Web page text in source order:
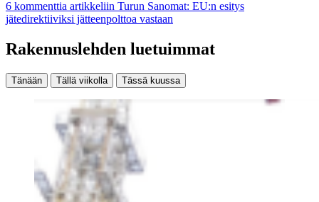
6 kommenttia artikkeliin Turun Sanomat: EU:n esitys
jätedirektiiviksi jätteenpolttoa vastaan
Rakennuslehden luetuimmat
Tänään Tällä viikolla Tässä kuussa